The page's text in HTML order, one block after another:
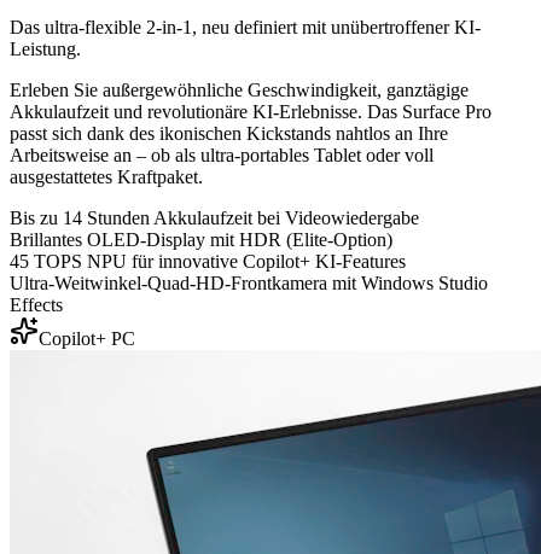
Das ultra-flexible 2-in-1, neu definiert mit unübertroffener KI-
Leistung.
Erleben Sie außergewöhnliche Geschwindigkeit, ganztägige
Akkulaufzeit und revolutionäre KI-Erlebnisse. Das Surface Pro
passt sich dank des ikonischen Kickstands nahtlos an Ihre
Arbeitsweise an – ob als ultra-portables Tablet oder voll
ausgestattetes Kraftpaket.
Bis zu 14 Stunden Akkulaufzeit bei Videowiedergabe
Brillantes OLED-Display mit HDR (Elite-Option)
45 TOPS NPU für innovative Copilot+ KI-Features
Ultra-Weitwinkel-Quad-HD-Frontkamera mit Windows Studio
Effects
Copilot+ PC